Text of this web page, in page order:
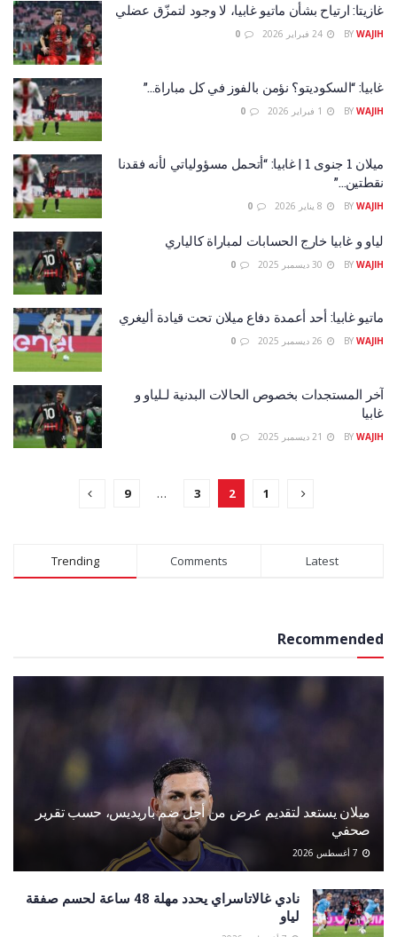
غازيتا: ارتياح بشأن ماتيو غابيا، لا وجود لتمزّق عضلي
BY WAJIH
غابيا: “السكوديتو؟ نؤمن بالفوز في كل مباراة…”
BY WAJIH
ميلان 1 جنوى 1 | غابيا: “أتحمل مسؤولياتي لأنه فقدنا
نقطتين…”
BY WAJIH
لياو و غابيا خارج الحسابات لمباراة كالياري
BY WAJIH
ماتيو غابيا: أحد أعمدة دفاع ميلان تحت قيادة أليغري
BY WAJIH
آخر المستجدات بخصوص الحالات البدنية لـلياو و
غابيا
BY WAJIH
1
2
3
…
9
Trending Comments Latest
Recommended
ميلان يستعد لتقديم عرض من أجل ضم باريديس، حسب تقرير
صحفي
نادي غالاتاسراي يحدد مهلة 48 ساعة لحسم صفقة
لياو